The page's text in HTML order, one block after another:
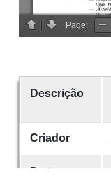
Descrição
Criador
Data